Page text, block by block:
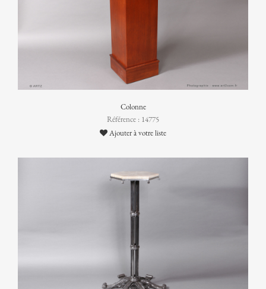
Colonne
Référence : 14775
Ajouter à votre liste